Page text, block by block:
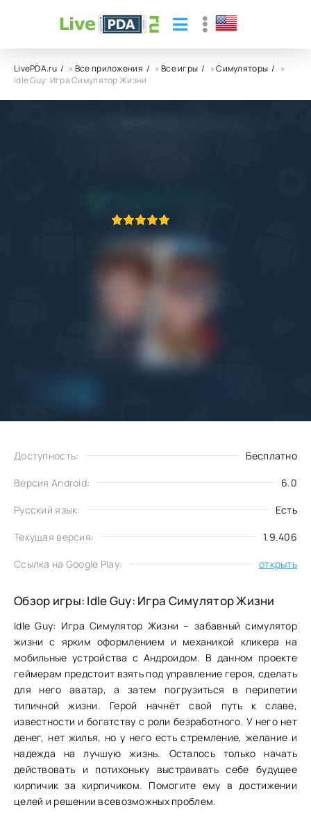
LivePDA.ru »Все приложения »Все игры »Симуляторы
»
Idle Guy: Игра Симулятор Жизни
Доступность: Бесплатно
Версия Android: 6.0
Русский язык: Есть
Текущая версия: 1.9.406
Ссылка на Google Play: открыть
Обзор игры: Idle Guy: Игра Симулятор Жизни
Idle Guy: Игра Симулятор Жизни – забавный симулятор
жизни с ярким оформлением и механикой кликера на
мобильные устройства с Андроидом. В данном проекте
геймерам предстоит взять под управление героя, сделать
для него аватар, а затем погрузиться в перипетии
типичной жизни. Герой начнёт свой путь к славе,
известности и богатству с роли безработного. У него нет
денег, нет жилья, но у него есть стремление, желание и
надежда на лучшую жизнь. Осталось только начать
действовать и потихоньку выстраивать себе будущее
кирпичик за кирпичиком. Помогите ему в достижении
целей и решении всевозможных проблем.